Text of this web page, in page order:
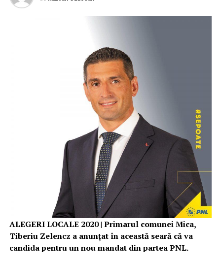
ALEGERI LOCALE 2020 | Primarul comunei Mica,
Tiberiu Zelencz a anunțat în această seară că va
candida pentru un nou mandat din partea PNL.